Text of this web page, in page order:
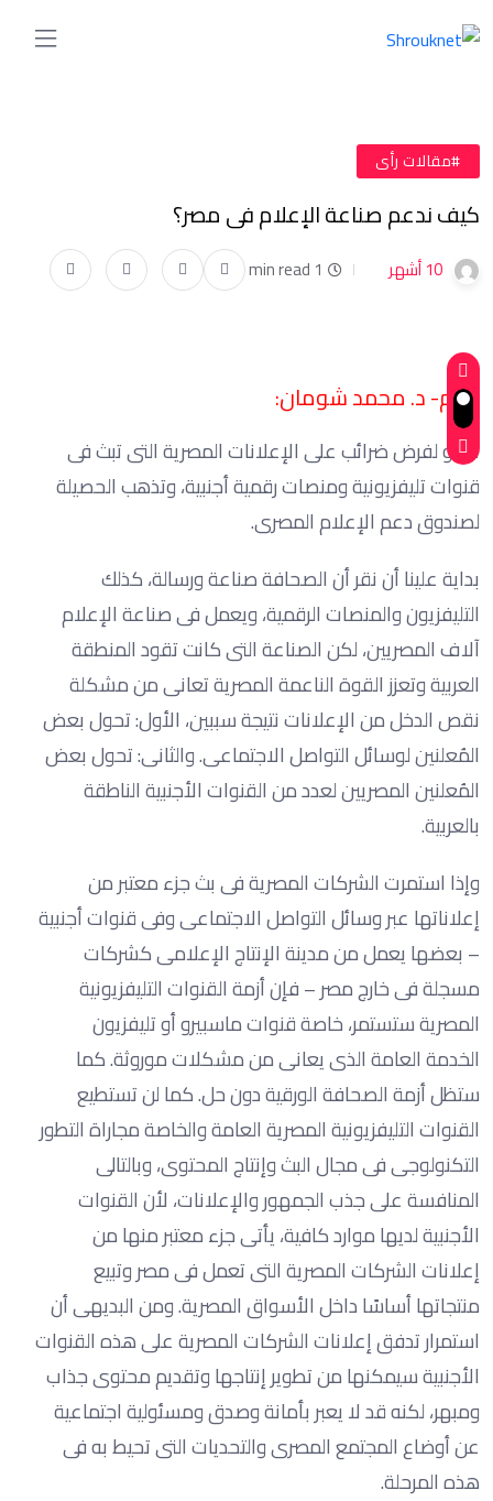
#مقالات رأى
كيف ندعم صناعة الإعلام فى مصر؟
10 أشهر 1 min read
بقلم- د. محمد شومان:
أدعو لفرض ضرائب على الإعلانات المصرية التى تبث فى
قنوات تليفزيونية ومنصات رقمية أجنبية، وتذهب الحصيلة
لصندوق دعم الإعلام المصرى.
بداية علينا أن نقر أن الصحافة صناعة ورسالة، كذلك
التليفزيون والمنصات الرقمية، ويعمل فى صناعة الإعلام
آلاف المصريين، لكن الصناعة التى كانت تقود المنطقة
العربية وتعزز القوة الناعمة المصرية تعانى من مشكلة
نقص الدخل من الإعلانات نتيجة سببين، الأول: تحول بعض
المُعلنين لوسائل التواصل الاجتماعى. والثانى: تحول بعض
المُعلنين المصريين لعدد من القنوات الأجنبية الناطقة
بالعربية.
وإذا استمرت الشركات المصرية فى بث جزء معتبر من
إعلاناتها عبر وسائل التواصل الاجتماعى وفى قنوات أجنبية
– بعضها يعمل من مدينة الإنتاج الإعلامى كشركات
مسجلة فى خارج مصر – فإن أزمة القنوات التليفزيونية
المصرية ستستمر، خاصة قنوات ماسبيرو أو تليفزيون
الخدمة العامة الذى يعانى من مشكلات موروثة. كما
ستظل أزمة الصحافة الورقية دون حل. كما لن تستطيع
القنوات التليفزيونية المصرية العامة والخاصة مجاراة التطور
التكنولوجى فى مجال البث وإنتاج المحتوى، وبالتالى
المنافسة على جذب الجمهور والإعلانات، لأن القنوات
الأجنبية لديها موارد كافية، يأتى جزء معتبر منها من
إعلانات الشركات المصرية التى تعمل فى مصر وتبيع
منتجاتها أساسًا داخل الأسواق المصرية. ومن البديهى أن
استمرار تدفق إعلانات الشركات المصرية على هذه القنوات
الأجنبية سيمكنها من تطوير إنتاجها وتقديم محتوى جذاب
ومبهر، لكنه قد لا يعبر بأمانة وصدق ومسئولية اجتماعية
عن أوضاع المجتمع المصرى والتحديات التى تحيط به فى
هذه المرحلة.